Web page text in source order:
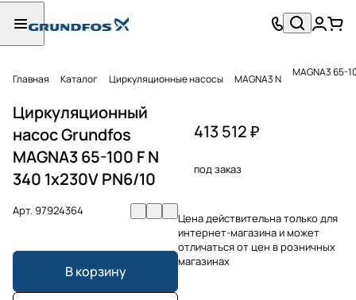
Главная Каталог Циркуляционные насосы MAGNA3 N MAGNA3 65-
Циркуляционный
насос Grundfos
MAGNA3 65-100 F N
340 1x230V PN6/10
Арт.97924364
В корзину
413 512 ₽
под заказ
Цена действительна только для
интернет-магазина и может
отличаться от цен в розничных
магазинах